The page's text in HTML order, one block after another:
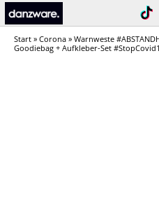
Start »Corona » Warnweste
Goodiebag + Aufkleber-Set